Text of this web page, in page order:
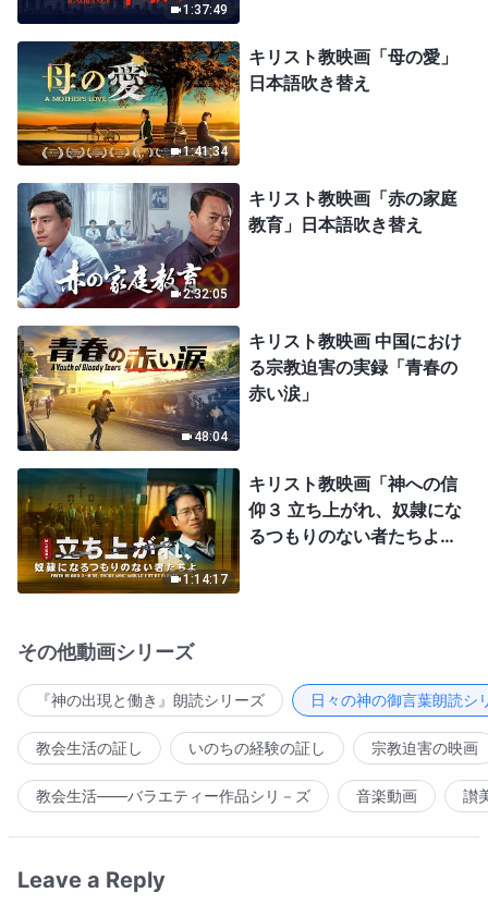
1:37:49
1:41:34
キリスト教映画「母の愛」
日本語吹き替え
2:32:05
キリスト教映画「赤の家庭
教育」日本語吹き替え
48:04
キリスト教映画 中国におけ
る宗教迫害の実録「青春の
赤い涙」
1:14:17
キリスト教映画「神への信
仰３ 立ち上がれ、奴隷にな
るつもりのない者たちよ」
その他動画シリーズ
『神の出現と働き』朗読シリーズ 日々の神の御言葉朗読シ
教会生活の証し いのちの経験の証し 宗教迫害の映画
教会生活――バラエティー作品シリ－ズ 音楽動画 讃
Leave a Reply